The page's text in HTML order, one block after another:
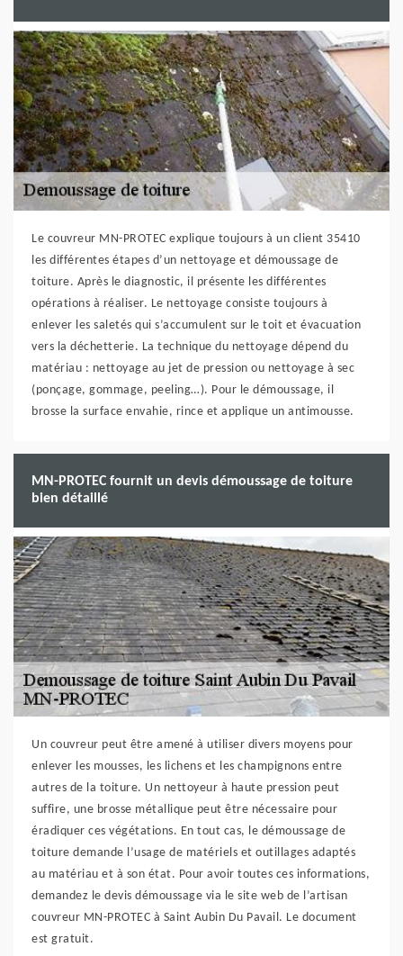
Le couvreur MN-PROTEC explique toujours à un client 35410
les différentes étapes d’un nettoyage et démoussage de
toiture. Après le diagnostic, il présente les différentes
opérations à réaliser. Le nettoyage consiste toujours à
enlever les saletés qui s’accumulent sur le toit et évacuation
vers la déchetterie. La technique du nettoyage dépend du
matériau : nettoyage au jet de pression ou nettoyage à sec
(ponçage, gommage, peeling…). Pour le démoussage, il
brosse la surface envahie, rince et applique un antimousse.
MN-PROTEC fournit un devis démoussage de toiture
bien détaillé
Un couvreur peut être amené à utiliser divers moyens pour
enlever les mousses, les lichens et les champignons entre
autres de la toiture. Un nettoyeur à haute pression peut
suffire, une brosse métallique peut être nécessaire pour
éradiquer ces végétations. En tout cas, le démoussage de
toiture demande l’usage de matériels et outillages adaptés
au matériau et à son état. Pour avoir toutes ces informations,
demandez le devis démoussage via le site web de l’artisan
couvreur MN-PROTEC à Saint Aubin Du Pavail. Le document
est gratuit.